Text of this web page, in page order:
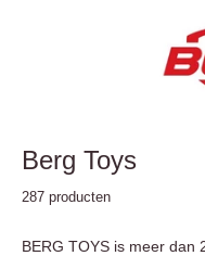
Berg Toys
287 producten
BERG TOYS is meer dan